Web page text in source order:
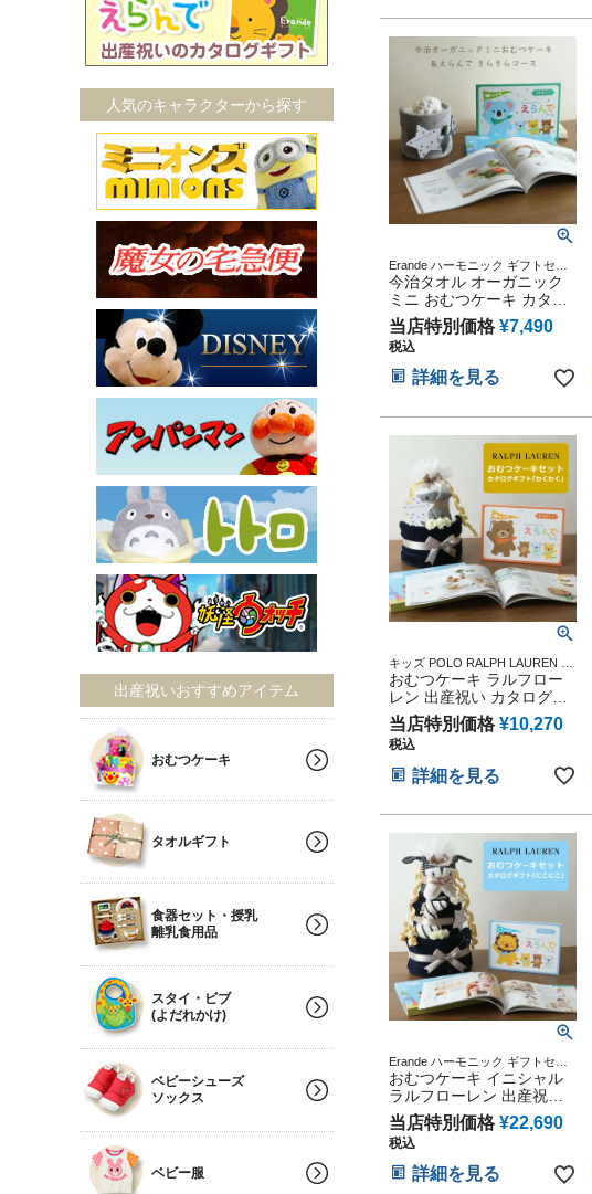
人気のキャラクターから探す
出産祝いおすすめアイテム
おむつケーキ
タオルギフト
食器セット・授乳
離乳食用品
スタイ・ビブ
(よだれかけ)
ベビーシューズ
ソックス
ベビー服
ス ハロウィン バレンタイ
ン 七五三 初節句 子供の日
ギフトセット 人気 端午の
Erande ハーモニック ギフトセッ
ト プレゼント ラッピング メッセ
ージカード
今治タオル オーガニック
ミニ おむつケーキ カタロ
グギフト Erande えらんで
きらきら 3000円コース ハ
ーモニック 出産祝い プレ
ゼント 思い出 赤ちゃん 子
供 出産 ベイビー お父さん
ウィン バレンタイン 七五
三 初節句 子供の日 ギフト
セット 人気 端午の節句 ひ
な祭り 男の子 女の子
当店特別価格 ¥7,490
税込
詳細を見る
キッズ POLO RALPH LAUREN 用
品 マタニティ 豪華 赤ちゃん 専門
おむつケーキ ラルフロー
レン 出産祝い カタログギ
フト 今治タオル 男の子 女
の子 オーガニック コット
ン ベビーソックス ギフト
セット POLO RALPH
LAUREN Erande えらんで
赤ちゃん クリスマス ハロ
ウィン バレンタイン 七五
三 初節句 子供の日 ギフト
セット 人気 端午の節句 ひ
な祭り
当店特別価格 ¥10,270
税込
詳細を見る
Erande ハーモニック ギフトセッ
ト プレゼント ラッピング メッセ
ージカード
おむつケーキ イニシャル
ラルフローレン 出産祝い
カタログギフト 今治タオ
ル オーガニックコットン
ベビーソックス ギフトセ
ット POLO RALPH
LAUREN 名前入り 刺繍 え
当店特別価格 ¥22,690
税込
詳細を見る